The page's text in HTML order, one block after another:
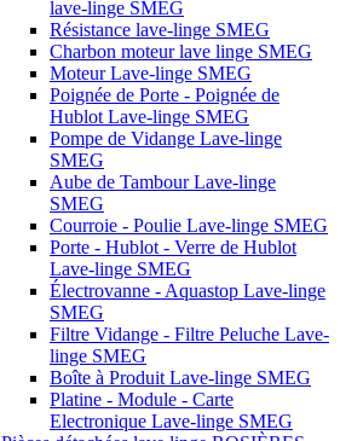
lave-linge SMEG
Résistance lave-linge SMEG
Charbon moteur lave linge SMEG
Moteur Lave-linge SMEG
Poignée de Porte - Poignée de
Hublot Lave-linge SMEG
Pompe de Vidange Lave-linge
SMEG
Aube de Tambour Lave-linge
SMEG
Courroie - Poulie Lave-linge SMEG
Porte - Hublot - Verre de Hublot
Lave-linge SMEG
Électrovanne - Aquastop Lave-linge
SMEG
Filtre Vidange - Filtre Peluche Lave-
linge SMEG
Boîte à Produit Lave-linge SMEG
Platine - Module - Carte
Electronique Lave-linge SMEG